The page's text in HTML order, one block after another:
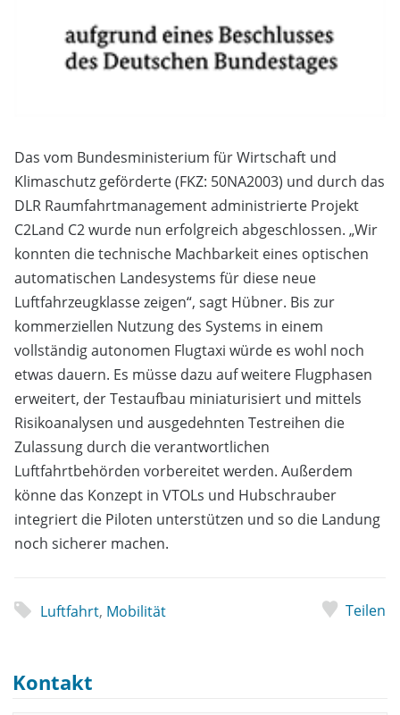
Das vom Bundesministerium für Wirtschaft und
Klimaschutz geförderte (FKZ: 50NA2003) und durch das
DLR Raumfahrtmanagement administrierte Projekt
C2Land C2 wurde nun erfolgreich abgeschlossen. „Wir
konnten die technische Machbarkeit eines optischen
automatischen Landesystems für diese neue
Luftfahrzeugklasse zeigen“, sagt Hübner. Bis zur
kommerziellen Nutzung des Systems in einem
vollständig autonomen Flugtaxi würde es wohl noch
etwas dauern. Es müsse dazu auf weitere Flugphasen
erweitert, der Testaufbau miniaturisiert und mittels
Risikoanalysen und ausgedehnten Testreihen die
Zulassung durch die verantwortlichen
Luftfahrtbehörden vorbereitet werden. Außerdem
könne das Konzept in VTOLs und Hubschrauber
integriert die Piloten unterstützen und so die Landung
noch sicherer machen.
Luftfahrt, Mobilität Teilen
Kontakt